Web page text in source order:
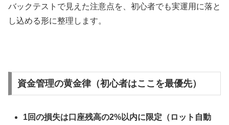
バックテストで見えた注意点を、初心者でも実運用に落と
し込める形に整理します。
資金管理の黄金律（初心者はここを最優先）
1回の損失は口座残高の2%以内に限定（ロット自動